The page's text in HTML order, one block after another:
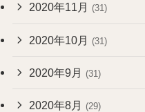
2020年11月 (31)
2020年10月 (31)
2020年9月 (31)
2020年8月 (29)